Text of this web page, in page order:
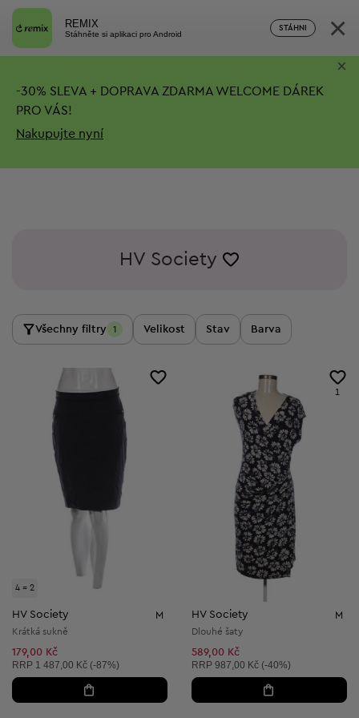
REMIX
Stáhněte si aplikaci pro Android
STÁHNI ×
-30% SLEVA + DOPRAVA ZDARMA WELCOME DÁREK
PRO VÁS!
Nakupujte nyní
×
HV Society
Všechny filtry 1 Velikost Stav Barva
4 = 2
HV Society M
Krátká sukně
179,00 Kč
Doporučená cena:
RRP 1 487,00 Kč (-87%)
1
HV Society M
Dlouhé šaty
589,00 Kč
Doporučená cena:
RRP 987,00 Kč (-40%)